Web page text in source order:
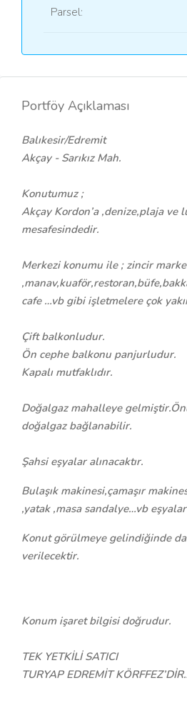
Parsel:
Portföy Açıklaması
Balıkesir/Edremit
Akçay - Sarıkız Mah.
Konutumuz ;
Akçay Kordon’a ,denize,plaja ve
mesafesindedir.
Merkezi konumu ile ; zincir
cafe …vb gibi işletmelere çok
Çift balkonludur.
Ön cephe balkonu panjurludur.
Kapalı mutfaklıdır.
Doğalgaz mahalleye
doğalgaz bağlanabilir.
Şahsi eşyalar alınacaktır.
Bulaşık makinesi,çamaşır
,yatak ,masa sandalye…vb
Konut görülmeye gelindiğinde
verilecektir.
Konum işaret bilgisi doğrudur.
TEK YETKİLİ SATICI
TURYAP EDREMİT